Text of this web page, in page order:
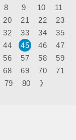
始產生變化，不
8 9 10
11
20 21 22
23
32 33 34
35
44 45 46
47
56 57 58
59
68 69 70
71
79 80 》